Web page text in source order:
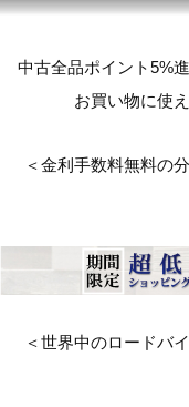
中古全品ポイント5%
お買い物に使
＜金利手数料無料の
＜世界中のロードバ